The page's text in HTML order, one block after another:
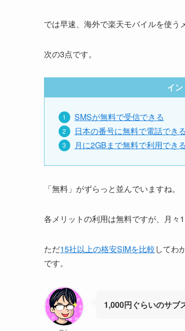
では早速、海外で楽天モバイルを使う
次の3点です。
イ
SMSが無料で受信できる
日本の番号に無料で電話できる
月に2GBまで無料で利用できる
「無料」がずらっと並んでいますね。
各メリットの利用は無料ですが、月々
ただ15社以上の格安SIMを比較してわ
です。
1,000円ぐらいのサブ